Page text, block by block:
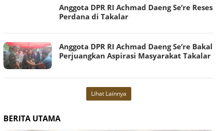
Anggota DPR RI Achmad Daeng Se’re Reses
Perdana di Takalar
Anggota DPR RI Achmad Daeng Se’re Bakal
Perjuangkan Aspirasi Masyarakat Takalar
Lihat Lainnya
BERITA UTAMA